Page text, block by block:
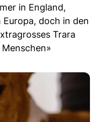
in England,
doch in den
Trara